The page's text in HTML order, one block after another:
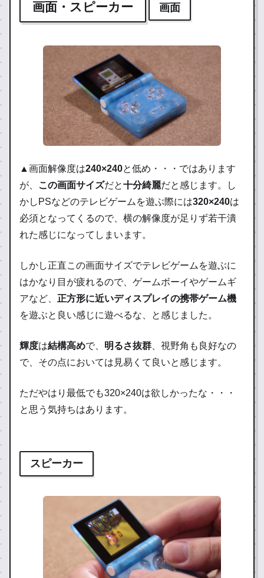
画面・スピーカー 画面
▲画面解像度は240×240と低め・・・ではあります
が、
この画面サイズだと十分綺麗だと感じます。し
かしPSなどのテレビゲームを遊ぶ際には320×240は
必須となってくるので、横の解像度が足りず若干潰
れた感じになってしまいます。
しかし正直この画面サイズでテレビゲームを遊ぶに
はかなり目が疲れるので、ゲームボーイやゲームギ
アなど、 正方形に近いディスプレイの携帯ゲーム機
を遊ぶと良い感じに遊べるな、と感じました。
輝度は結構高めで、 明るさ抜群 、視野角も良好なの
で、その点においては見易くて良いと感じます。
ただやはり最低でも320×240は欲しかったな・・・
と思う気持ちはあります。
スピーカー